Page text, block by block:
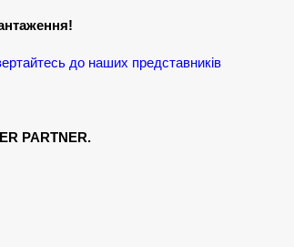
до наших представників
PARTNER.